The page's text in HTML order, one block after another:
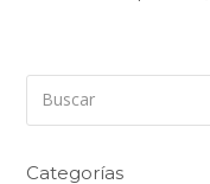
Categorías